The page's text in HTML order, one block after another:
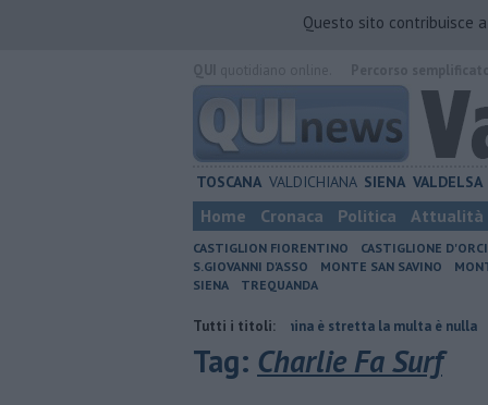
Questo sito contribuisce
TOSCANA VALDICHIANA SIENA VALDELSA
Home Cronaca Politica Attualità
CASTIGLION FIORENTINO CASTIGLIONE
S.GIOVANNI D'ASSO
MONTE SAN SAVINO
SIENA
TREQUANDA
Tutti i titoli:
Autovelox, se la banchina è stretta la multa è nulla
Tag: Charlie Fa Surf